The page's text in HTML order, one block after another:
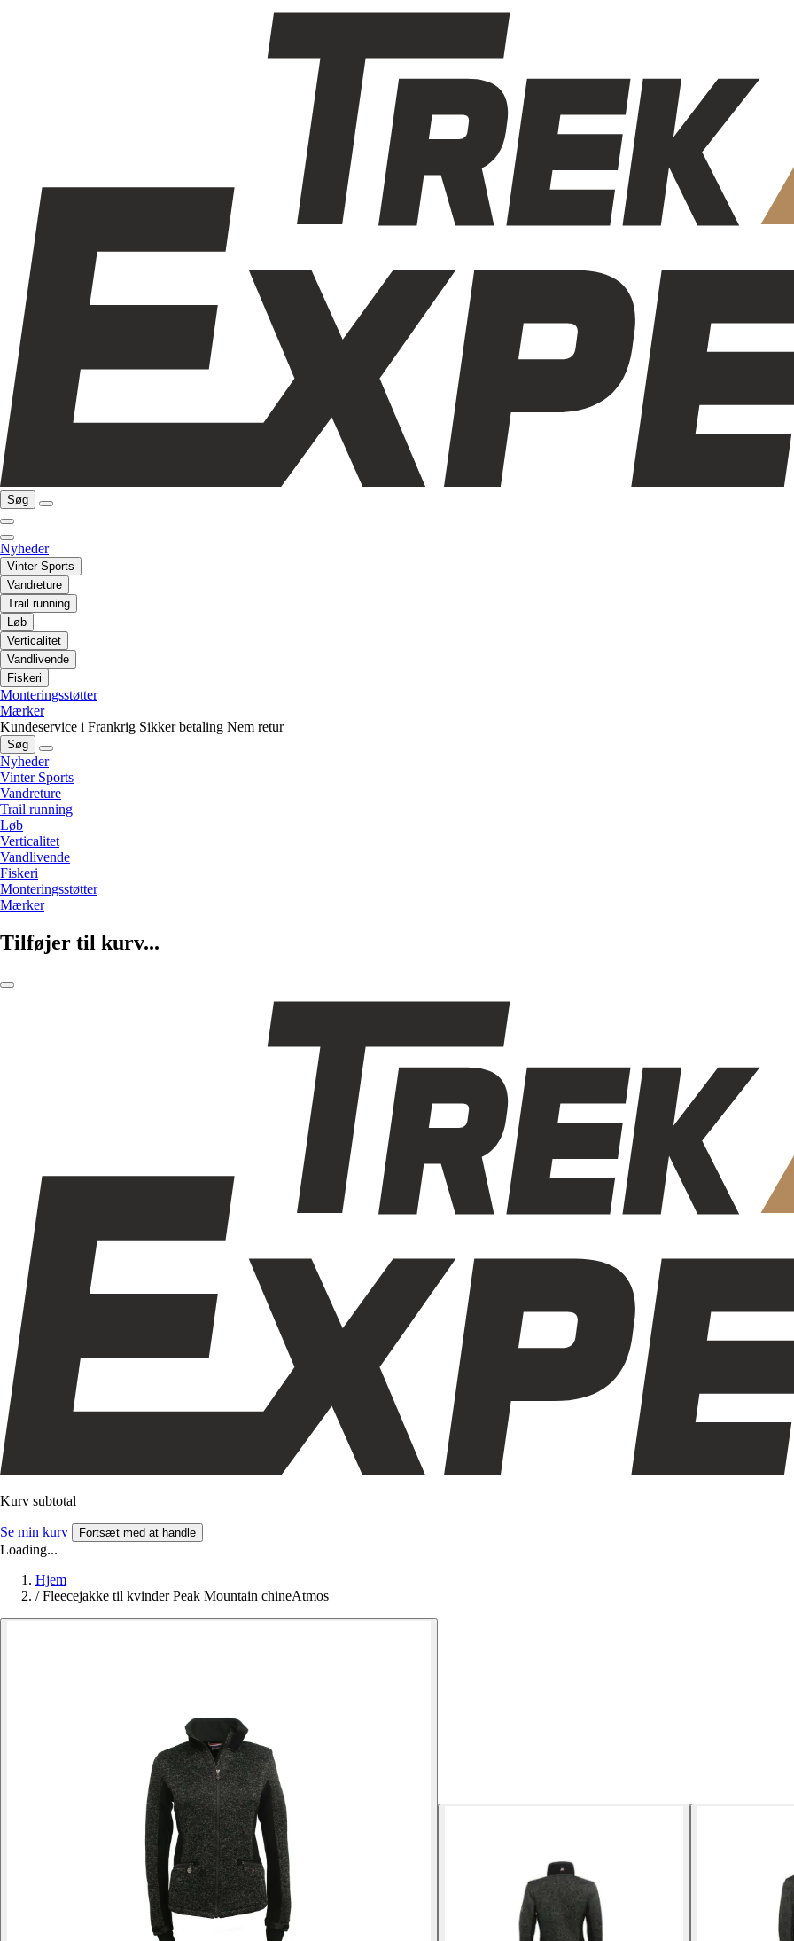
Søg
Nyheder
Vinter Sports
Vandreture
Trail running
Løb
Verticalitet
Vandlivende
Fiskeri
Monteringsstøtter
Mærker
Kundeservice i Frankrig Sikker betaling Nem retur
Søg
Nyheder
Vinter Sports
Vandreture
Trail running
Løb
Verticalitet
Vandlivende
Fiskeri
Monteringsstøtter
Mærker
Tilføjer til kurv...
Kurv subtotal
Se min kurv Fortsæt med at handle
Loading...
Hjem
/ Fleecejakke til kvinder Peak Mountain chineAtmos